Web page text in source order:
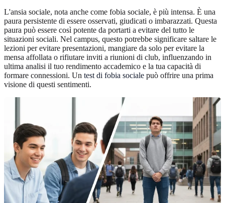
L'ansia sociale, nota anche come fobia sociale, è più intensa. È una
paura persistente di essere osservati, giudicati o imbarazzati. Questa
paura può essere così potente da portarti a evitare del tutto le
situazioni sociali. Nel campus, questo potrebbe significare saltare le
lezioni per evitare presentazioni, mangiare da solo per evitare la
mensa affollata o rifiutare inviti a riunioni di club, influenzando in
ultima analisi il tuo rendimento accademico e la tua capacità di
formare connessioni. Un test di fobia sociale può offrire una prima
visione di questi sentimenti.